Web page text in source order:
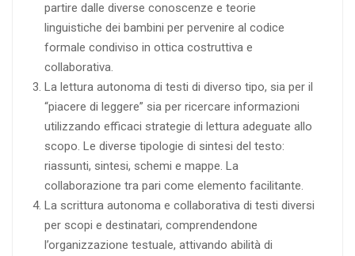
partire dalle diverse conoscenze e teorie
linguistiche dei bambini per pervenire al codice
formale condiviso in ottica costruttiva e
collaborativa.
La lettura autonoma di testi di diverso tipo, sia per il
“piacere di leggere” sia per ricercare informazioni
utilizzando efficaci strategie di lettura adeguate allo
scopo. Le diverse tipologie di sintesi del testo:
riassunti, sintesi, schemi e mappe. La
collaborazione tra pari come elemento facilitante.
La scrittura autonoma e collaborativa di testi diversi
per scopi e destinatari, comprendendone
l’organizzazione testuale, attivando abilità di